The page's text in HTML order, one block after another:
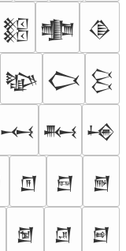
𒆞 𒆟 𒆠
𒆧 𒆨 𒆩
𒆰 𒆱 𒆲
𒆹 𒆺 𒆻
𒇂 𒇃 𒇄